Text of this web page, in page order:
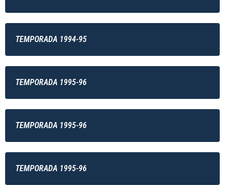
TEMPORADA 1994-95
TEMPORADA 1995-96
TEMPORADA 1995-96
TEMPORADA 1995-96